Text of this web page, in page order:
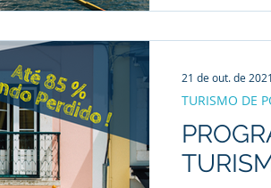
TURISMO DE
21 de out. de 2021